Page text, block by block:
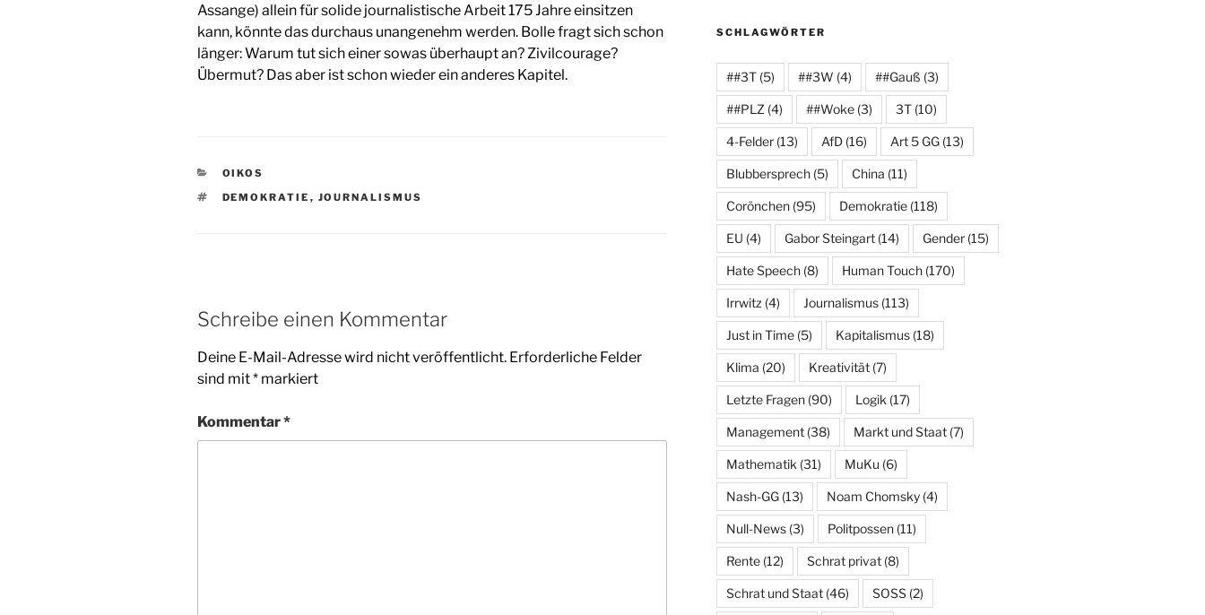
Assange) allein für solide journalistische Arbeit 175 Jahre einsitzen
kann, könnte das durchaus unangenehm werden. Bolle fragt sich schon
länger: Warum tut sich einer sowas überhaupt an? Zivilcourage?
Übermut? Das aber ist schon wieder ein anderes Kapitel.
KATEGORIEN
OIKOS
SCHLAGWÖRTER
DEMOKRATIE , JOURNALISMUS
Schreibe einen Kommentar
Deine E-Mail-Adresse wird nicht veröffentlicht. Erforderliche Felder
sind mit* markiert
Kommentar*
SCHLAGWÖRTER
##3T(5) ##3W (4) ##Gauß (3)
##PLZ (4) ##Woke(3) 3T(10)
4-Felder(13) AfD(16) Art 5 GG(13)
Blubbersprech(5) China (11)
Corönchen(95) Demokratie(118)
EU (4) Gabor Steingart(14) Gender(15)
Hate Speech(8) Human Touch(170)
Irrwitz (4) Journalismus(113)
Just in Time(5) Kapitalismus(18)
Klima (20) Kreativität(7)
Letzte Fragen(90) Logik (17)
Management(38) Markt und Staat(7)
Mathematik (31) MuKu (6)
Nash-GG(13) Noam Chomsky(4)
Null-News(3) Politpossen(11)
Rente(12) Schrat privat(8)
Schrat und Staat(46) SOSS(2)